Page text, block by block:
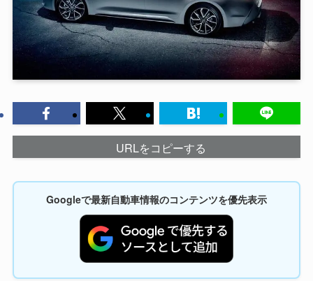
URLをコピーする
Googleで最新自動車情報のコンテンツを優先表示